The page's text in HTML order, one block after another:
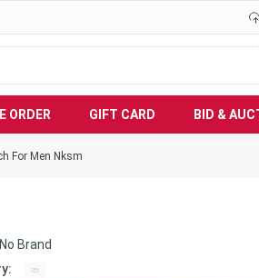
ORDER GIFT CARD BID &
For Men Nksm
No Brand